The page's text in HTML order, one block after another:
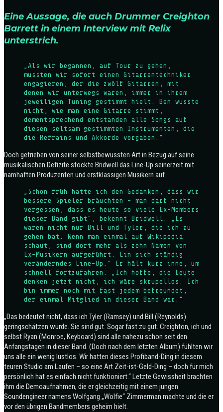
Eine Aussage, die auch Drummer Creighton
Barrett in einem Interview mit Relix
unterstrich.
„Als wir begannen, auf Tour zu gehen,
mussten wir sofort einen Gitarrentechniker
engagieren, der die zwölf Gitarren, mit
denen wir unterwegs waren, immer in ihrem
jeweiligen Tuning gestimmt hielt. Ben wusste
nicht, wie man eine Gitarre stimmt,
dementsprechend entstanden alle Songs auf
diesen seltsam gestimmten Instrumenten, die
die Refrains und Akkorde vorgaben.“
Doch getrieben von seiner selbstbewussten Art in Bezug auf seine
musikalischen Defizite stockte Bridwell das Line-Up seinerzeit mit
namhaften Produzenten und erstklassigen Musikern auf.
„Schon früh hatte ich den Gedanken, dass wir
bessere Spieler bräuchten – man darf nicht
vergessen, dass es heute so viele Ex-Members
dieser Band gibt“, bekennt Bridwell. „Es
waren nicht nur Bill und Tyler, die ich zu
gehen bat. Wenn man einmal auf Wikipedia
schaut, sind dort mehr als zehn Namen von
Ex-Musikern aufgeführt. Ein sich ständig
veränderndes Line-Up.“ Er hält kurz inne, um
schnell fortzufahren. „Ich hoffe, die Leute
denken jetzt nicht, ich wäre skrupellos. Ich
bin immer noch mit fast jedem befreundet,
der einmal Mitglied in dieser Band war.“
„Das bedeutet nicht, dass ich Tyler (Ramsey) und Bill (Reynolds)
geringschätzen würde. Sie sind gut. Sogar fast zu gut. Creighton, ich und
selbst Ryan (Monroe, Keyboard) sind alle nahezu schon seit den
Anfangstagen in dieser Band. (Doch nach dem letzten Album) fühlten wir
uns alle ein wenig lustlos. Wir hatten dieses Profiband-Ding in diesem
teuren Studio am Laufen – so eine Art Zeit-ist-Geld-Ding – doch für mich
persönlich hat es einfach nicht funktioniert.“ Letzte Gewissheit brachten
ihm die Demoaufnahmen, die er gleichzeitig mit einem jungen
Soundengineer namens Wolfgang „Wolfie“ Zimmerman machte und die er
vor den übrigen Bandmembers geheim hielt.